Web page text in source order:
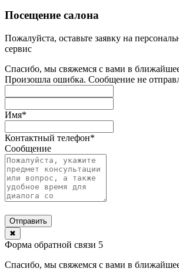
Посещение салона
Пожалуйста, оставьте заявку на
сервис
Спасибо, мы свяжемся с вами в
Произошла ошибка. Сообщение не
Имя*
Контактный телефон*
Сообщение
Отправить
✖
Форма обратной связи 5
Спасибо, мы свяжемся с вами в